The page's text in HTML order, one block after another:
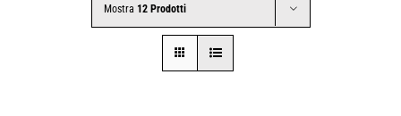
CONTATTI
Mostra 12 Prodotti